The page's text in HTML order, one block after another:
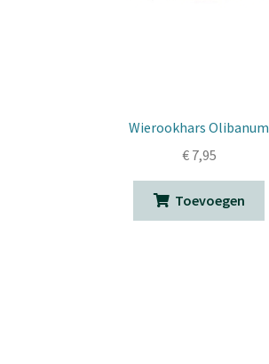
Wierookhars Olibanum
€7,95
Toevoegen